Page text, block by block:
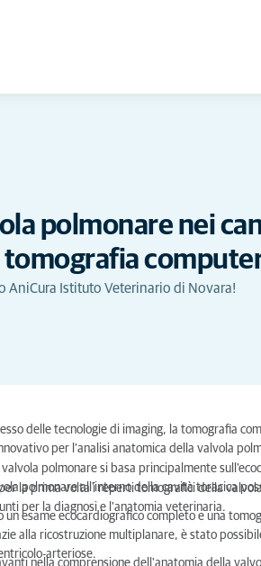
polmonare nei
tomografia
AniCura Istituto Veterinario di Novara!
delle tecnologie di imaging, la tomografia
per l'analisi anatomica della valvola
polmonare si basa principalmente
polmonare all'interno della cavità toracica
la prima volta i reperti tomografici della
per la diagnosi e l'anatomia veterinaria.
esame ecocardiografico completo e una
alla ricostruzione multiplanare, è stato
arteriose.
nella comprensione dell'anatomia della